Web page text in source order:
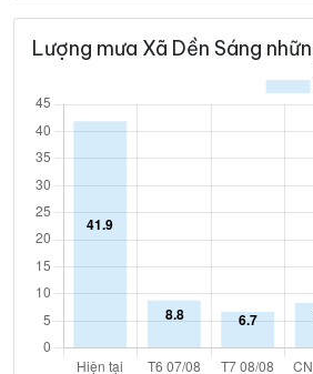
Lượng mưa Xã Dền Sáng